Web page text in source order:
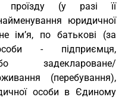
проїзду (у разі її
юридичної
ім’я, по батькові (за
- підприємця,
задеклароване/
(перебування),
особи в Єдиному